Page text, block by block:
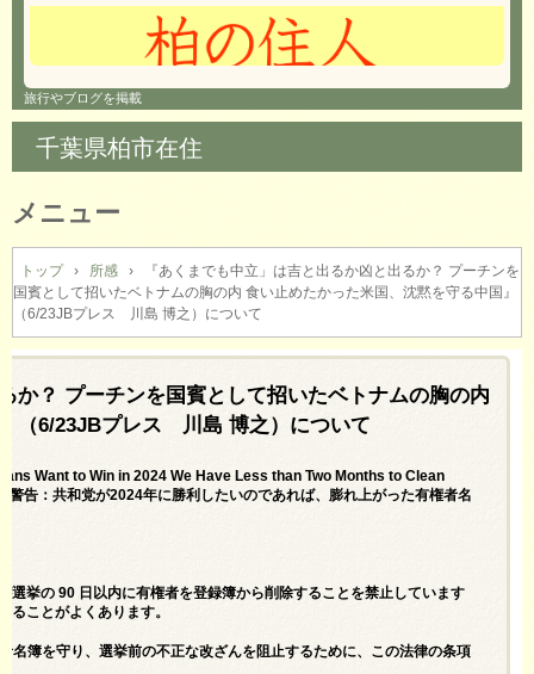
旅行やブログを掲載
千葉県柏市在住
メニュー
コ
ン
テ
ン
ス
プ
トップ › 所感 ›
『あくまでも中立」は吉と出るか凶と出るか？ プーチンを
国賓として招いたベトナムの胸の内 食い止めたかった米国、沈黙を守る中国』
（6/23JBプレス 川島 博之）について
か？ プーチンを国賓として招いたベトナムの胸の内
（6/23JBプレス 川島 博之）について
Want to Win in 2024 We Have Less than Two Months to Clean
告：共和党が2024年に勝利したいのであれば、膨れ上がった有権者名
選挙の 90 日以内に有権者を登録簿から削除することを禁止しています
ることがよくあります。
名簿を守り、選挙前の不正な改ざんを阻止するために、この法律の条項